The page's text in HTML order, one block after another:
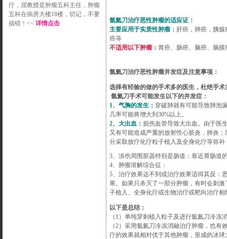
疗，屈教授是肿瘤五科主任，肿瘤
五科在病房大楼18楼，切记，不要
搞错！<< 详情点击
氩氦刀治疗恶性肿瘤的适应证：
主要应用于实质性肿瘤： 肝癌，肺癌，胰
癌等
不适用以下肿瘤： 胃癌、肠癌、脑癌、脑
氩氦刀治疗恶性肿瘤并发症及注意事项：
选择有经验的做的手术多的医生，杜绝手术
氩氦刀手术可能发生以下的并发症：
1、气胸的发生： 穿破肺就有可能导致肺泡
几率可能将增大到30%以上。
2、大出血： 损伤血管导致大出血。由于医
又有可能造成严重的放射性心脏炎，肺炎
分采取放疗化疗粒子植入及全身化疗等弥
3、冻伤周围脏器特别是肠道：靠近胃肠道
4、肿瘤溶解综合征：
5、治疗效果达不到或治疗效果适得其反：
果。如果只杀灭了一部分肿瘤，有时会刺
子植入、全身化疗或生物治疗或靶向治疗
以下是总结：
（1）单纯穿刺植入粒子及进行氩氦刀冷
（2）采用氩氦刀冷冻消融治疗肿瘤，也
疗的效果就相对优于其他肿瘤，形成的冰